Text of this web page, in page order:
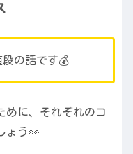
の話です💰
めに、それぞれのコ
ょう👀